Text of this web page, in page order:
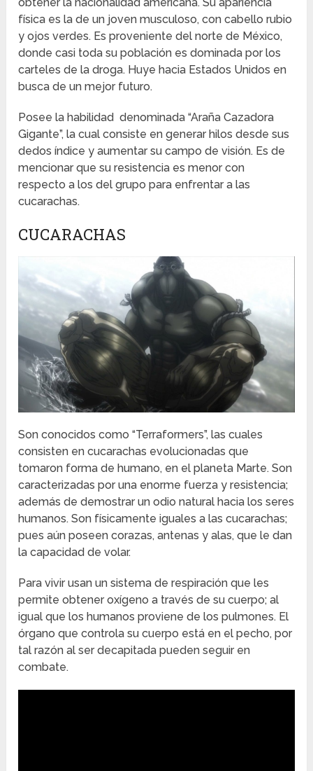
física es la de un joven musculoso, con cabello rubio
y ojos verdes. Es proveniente del norte de México,
donde casi toda su población es dominada por los
carteles de la droga. Huye hacia Estados Unidos en
busca de un mejor futuro.
Posee la habilidad denominada “Araña Cazadora
Gigante”, la cual consiste en generar hilos desde sus
dedos índice y aumentar su campo de visión. Es de
mencionar que su resistencia es menor con
respecto a los del grupo para enfrentar a las
cucarachas.
CUCARACHAS
Son conocidos como “Terraformers”, las cuales
consisten en cucarachas evolucionadas que
tomaron forma de humano, en el planeta Marte. Son
caracterizadas por una enorme fuerza y resistencia;
además de demostrar un odio natural hacia los seres
humanos. Son físicamente iguales a las cucarachas;
pues aún poseen corazas, antenas y alas, que le dan
la capacidad de volar.
Para vivir usan un sistema de respiración que les
permite obtener oxígeno a través de su cuerpo; al
igual que los humanos proviene de los pulmones. El
órgano que controla su cuerpo está en el pecho, por
tal razón al ser decapitada pueden seguir en
combate.